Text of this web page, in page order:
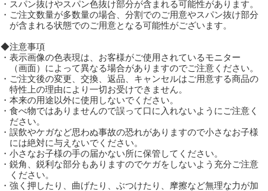
・スパン抜けやスパン色抜け部分が含まれる可能性があります。
・ご注文数量が多数量の場合、分割でのご用意やスパン抜け部分
が含まれる状態でのご用意となる可能性がございます。
◆注意事項
・表示画像の色表現は、お客様がご使用されているモニター
（画面）によって異なる場合がありますのでご注意ください。
・ご注文後の変更、交換、返品、キャンセルはご用意する商品の
特性上の理由により一切お受けできません。
・本来の用途以外に使用しないでください。
・食べ物ではありませんので誤って口に入れないようにご注意く
ださい。
・誤飲やケガなど思わぬ事故の恐れがありますので小さなお子様
には絶対に与えないでください。
・小さなお子様の手の届かない所に保管してください。
・鋭角、鋭利な部分もありますのでケガをしないよう充分ご注意
ください。
・強く押したり、曲げたり、ぶつけたり、摩擦など無理な力が加